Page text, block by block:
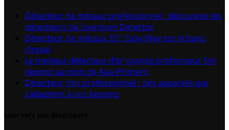
Détecteur de métaux professionnel : découvrez les
détecteurs de Inventum Detector
Détecteur de métaux 3D : Easy Way sur le banc
d’essai
Le meilleur détecteur d’or grande profondeur 5m
répond au nom de Ajax Primero
Détecteur d’or professionnel : des appareils qui
s’adaptent à vos besoins